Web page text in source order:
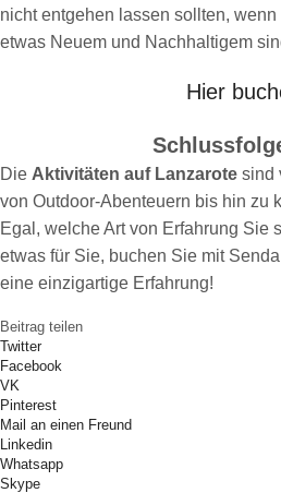
nicht entgehen lassen sollten,
etwas Neuem und Nachhaltigem
Hier
Die Aktivitäten auf Lanzarote sind
von Outdoor-Abenteuern bis hin zu
Egal, welche Art von Erfahrung Sie
etwas für Sie, buchen Sie mit
eine einzigartige Erfahrung!
Beitrag teilen
Twitter
Facebook
VK
Pinterest
Mail an einen Freund
Linkedin
Whatsapp
Skype